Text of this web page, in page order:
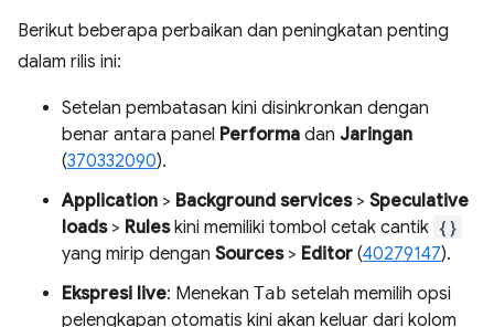
Berikut beberapa perbaikan dan peningkatan penting
dalam rilis ini:
Setelan pembatasan kini disinkronkan dengan
benar antara panel Performa dan Jaringan
(370332090).
Application > Background services> Speculative
loads> Ruleskini memiliki tombol cetak cantik {}
yang mirip dengan Sources> Editor (40279147).
Ekspresi live: Menekan Tab setelah memilih opsi
pelengkapan otomatis kini akan keluar dari kolom